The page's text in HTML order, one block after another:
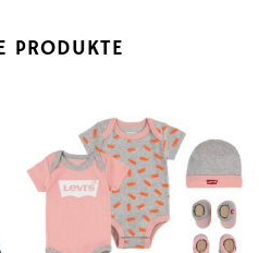
PRODUKTE